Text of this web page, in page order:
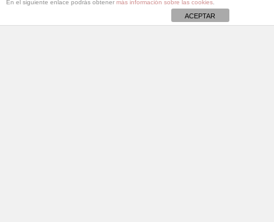
En el siguiente enlace podrás obtener más información sobre las cookies
ACEPTAR